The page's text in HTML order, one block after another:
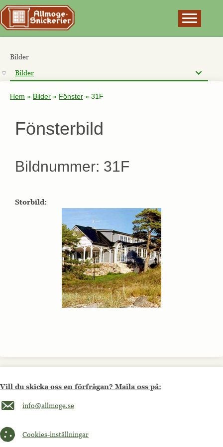
Bilder
Bilder
Hem » Bilder » Fönster » 31F
Fönsterbild
Bildnummer: 31F
Storbild:
Vill du skicka oss en förfrågan? Maila oss på:
Maila oss på info@allmoge.se
info@allmoge.se
Cookies-inställningar
Cookies-inställningar